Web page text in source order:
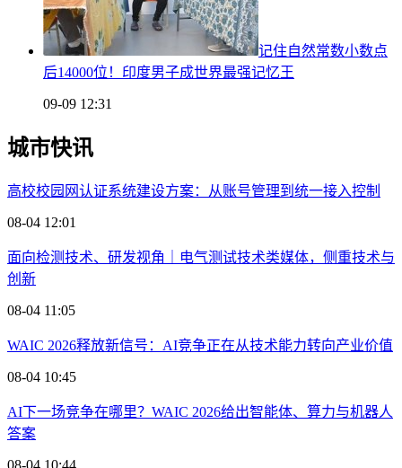
记住自然常数小数点
后14000位！印度男子成世界最强记忆王
09-09 12:31
城市快讯
高校校园网认证系统建设方案：从账号管理到统一接入控制
08-04 12:01
面向检测技术、研发视角｜电气测试技术类媒体，侧重技术与
创新
08-04 11:05
WAIC 2026释放新信号：AI竞争正在从技术能力转向产业价值
08-04 10:45
AI下一场竞争在哪里？WAIC 2026给出智能体、算力与机器人
答案